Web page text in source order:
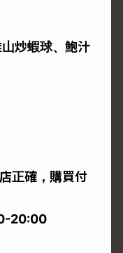
炒蝦球、鮑汁
正確，購買付
20:00